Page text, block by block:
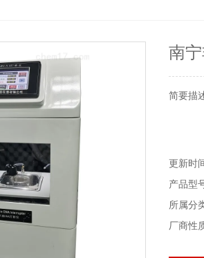
南
简要描
更新时
产品型
所属分
厂商性